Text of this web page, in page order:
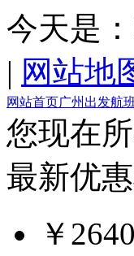
今天是：
| 网站地
网站首页广州出发航
您现在
最新优
￥2640